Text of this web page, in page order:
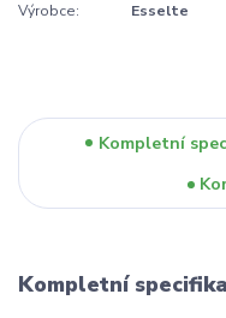
Výrobce: Esselte
Kompletní
Kompletní